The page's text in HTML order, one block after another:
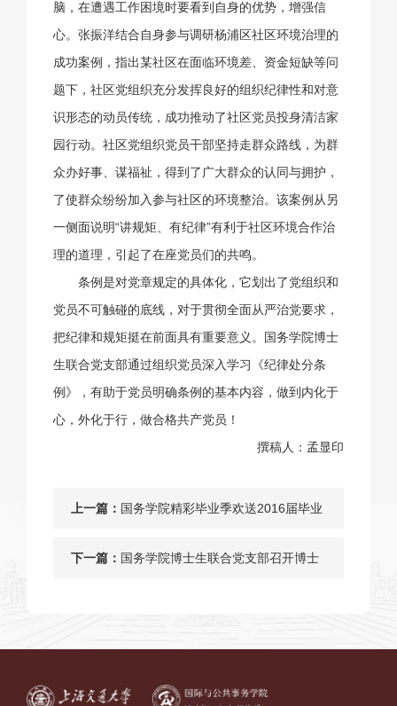
脑，在遭遇工作困境时要看到自身的优势，增强信
心。张振洋结合自身参与调研杨浦区社区环境治理的
成功案例，指出某社区在面临环境差、资金短缺等问
题下，社区党组织充分发挥良好的组织纪律性和对意
识形态的动员传统，成功推动了社区党员投身清洁家
园行动。社区党组织党员干部坚持走群众路线，为群
众办好事、谋福祉，得到了广大群众的认同与拥护，
了使群众纷纷加入参与社区的环境整治。该案例从另
一侧面说明“讲规矩、有纪律”有利于社区环境合作治
理的道理，引起了在座党员们的共鸣。
条例是对党章规定的具体化，它划出了党组织和
党员不可触碰的底线，对于贯彻全面从严治党要求，
把纪律和规矩挺在前面具有重要意义。国务学院博士
生联合党支部通过组织党员深入学习《纪律处分条
例》，有助于党员明确条例的基本内容，做到内化于
心，外化于行，做合格共产党员！
撰稿人：孟显印
上一篇： 国务学院精彩毕业季欢送2016届毕业
下一篇： 国务学院博士生联合党支部召开博士